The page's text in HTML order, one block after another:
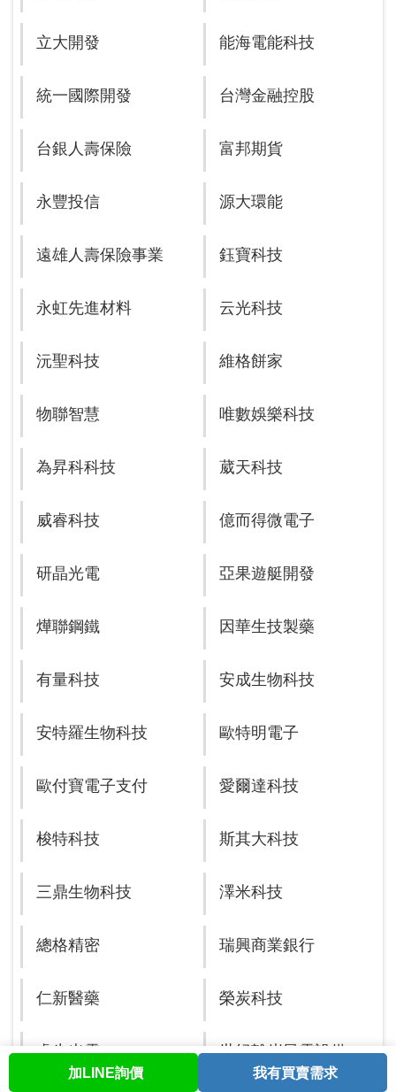
股票查詢 與我聯繫 會員中心
立大開發 能海電能科技
統一國際開發 台灣金融控股
台銀人壽保險 富邦期貨
永豐投信 源大環能
遠雄人壽保險事業 鈺寶科技
永虹先進材料 云光科技
沅聖科技 維格餅家
物聯智慧 唯數娛樂科技
為昇科科技 葳天科技
威睿科技 億而得微電子
研晶光電 亞果遊艇開發
燁聯鋼鐵 因華生技製藥
有量科技 安成生物科技
安特羅生物科技 歐特明電子
歐付寶電子支付 愛爾達科技
梭特科技 斯其大科技
三鼎生物科技 澤米科技
總格精密 瑞興商業銀行
仁新醫藥 榮炭科技
睿生光電 世紀離岸風電設備
加LINE詢價 我有買賣需求